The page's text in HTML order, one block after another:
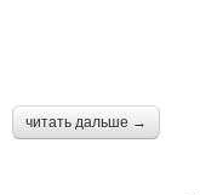
читать дальше →